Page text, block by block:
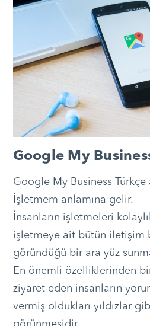
Google My
Google My Business Türkçe
İşletmem anlamına gelir.
İnsanların işletmeleri
işletmeye ait bütün iletişim
göründüğü bir ara yüz
En önemli özelliklerinden
ziyaret eden insanların
vermiş oldukları yıldızlar